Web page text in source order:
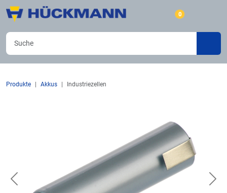
0
Produkte Akkus Industriezellen
Previous